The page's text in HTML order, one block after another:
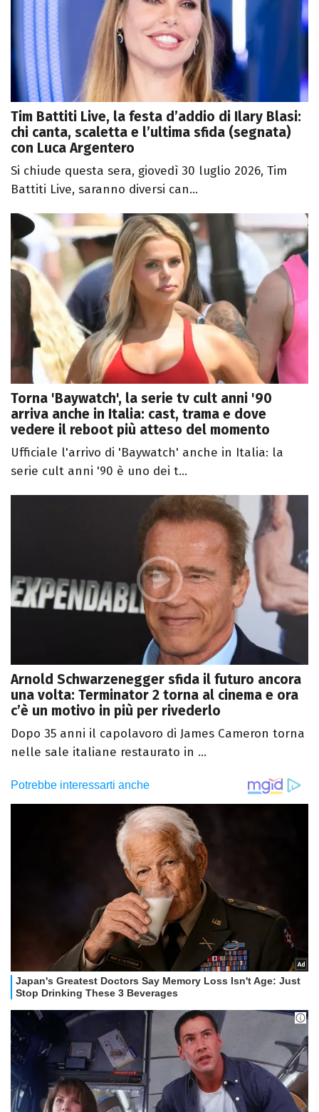
Tim Battiti Live, la festa d’addio di Ilary Blasi:
chi canta, scaletta e l’ultima sfida (segnata)
con Luca Argentero
Si chiude questa sera, giovedì 30 luglio 2026, Tim
Battiti Live, saranno diversi can...
Torna 'Baywatch', la serie tv cult anni '90
arriva anche in Italia: cast, trama e dove
vedere il reboot più atteso del momento
Ufficiale l'arrivo di 'Baywatch' anche in Italia: la
serie cult anni '90 è uno dei t...
Arnold Schwarzenegger sfida il futuro ancora
una volta: Terminator 2 torna al cinema e ora
c’è un motivo in più per rivederlo
Dopo 35 anni il capolavoro di James Cameron torna
nelle sale italiane restaurato in ...